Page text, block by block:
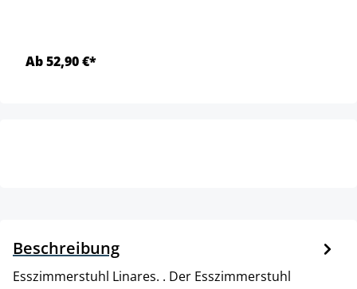
Ab 52,90 €*
Beschreibung
Esszimmerstuhl Linares. . Der Esszimmerstuhl